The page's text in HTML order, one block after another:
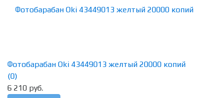
Фотобарабан Oki 43449013 желтый 20000 копий
(0)
6 210 руб.